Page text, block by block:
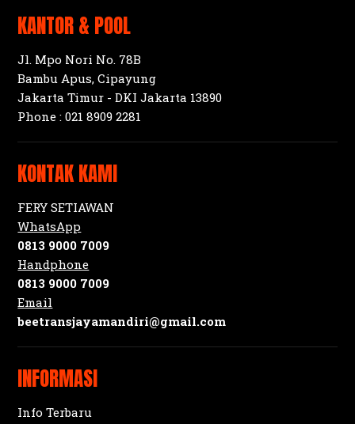
KANTOR & POOL
Jl. Mpo Nori No. 78B
Bambu Apus, Cipayung
Jakarta Timur - DKI Jakarta 13890
Phone :021 8909 2281
KONTAK KAMI
FERY SETIAWAN
WhatsApp
0813 9000 7009
Handphone
0813 9000 7009
Email
beetransjayamandiri@gmail.com
INFORMASI
Info Terbaru